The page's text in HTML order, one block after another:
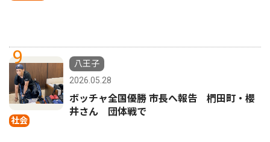
9
社会
八王子
2026.05.28
ボッチャ全国優勝 市長へ報告 椚田町・櫻
井さん 団体戦で